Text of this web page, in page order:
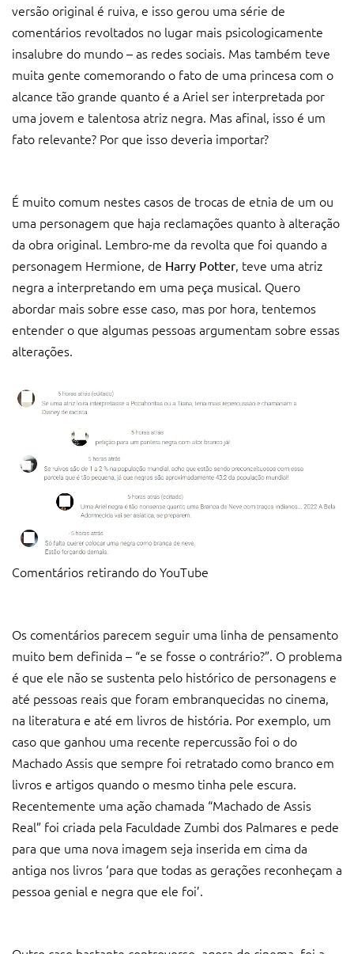
versão original é ruiva, e isso gerou uma série de
comentários revoltados no lugar mais psicologicamente
insalubre do mundo – as redes sociais. Mas também teve
muita gente comemorando o fato de uma princesa com o
alcance tão grande quanto é a Ariel ser interpretada por
uma jovem e talentosa atriz negra. Mas afinal, isso é um
fato relevante? Por que isso deveria importar?
É muito comum nestes casos de trocas de etnia de um ou
uma personagem que haja reclamações quanto à alteração
da obra original. Lembro-me da revolta que foi quando a
personagem Hermione, de Harry Potter, teve uma atriz
negra a interpretando em uma peça musical. Quero
abordar mais sobre esse caso, mas por hora, tentemos
entender o que algumas pessoas argumentam sobre essas
alterações.
Comentários retirando do YouTube
Os comentários parecem seguir uma linha de pensamento
muito bem definida – “e se fosse o contrário?”. O problema
é que ele não se sustenta pelo histórico de personagens e
até pessoas reais que foram embranquecidas no cinema,
na literatura e até em livros de história. Por exemplo, um
caso que ganhou uma recente repercussão foi o do
Machado Assis que sempre foi retratado como branco em
livros e artigos quando o mesmo tinha pele escura.
Recentemente uma ação chamada “Machado de Assis
Real” foi criada pela Faculdade Zumbi dos Palmares e pede
para que uma nova imagem seja inserida em cima da
antiga nos livros ‘para que todas as gerações reconheçam a
pessoa genial e negra que ele foi’.